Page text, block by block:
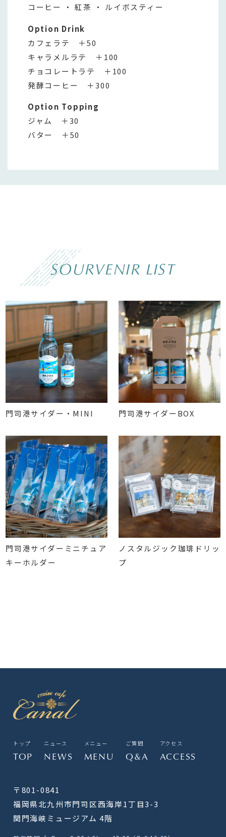
コーヒー ・ 紅茶 ・ ルイボスティー
Option Drink
カフェラテ ＋50
キャラメルラテ ＋100
チョコレートラテ ＋100
発酵コーヒー ＋300
Option Topping
ジャム ＋30
バター ＋50
SOURVENIR LIST
門司港サイダー・MINI 門司港サイダーBOX
門司港サイダーミニチュア
キーホルダー
ノスタルジック珈琲ドリッ
プ
〒801-0841
福岡県北九州市門司区西海岸1丁目3-3
関門海峡ミュージアム 4階
トップ
TOP
ニュース
NEWS
メニュー
MENU
ご質問
Q&A
アクセス
ACCESS